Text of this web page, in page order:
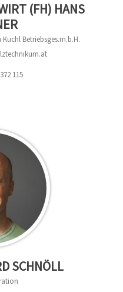
(FH) HANS
Betriebsges.m.b.H.
115
SCHNÖLL